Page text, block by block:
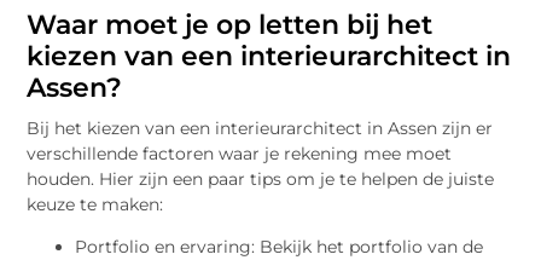
Waar moet je op letten bij het
kiezen van een interieurarchitect in
Assen?
Bij het kiezen van een interieurarchitect in Assen zijn er
verschillende factoren waar je rekening mee moet
houden. Hier zijn een paar tips om je te helpen de juiste
keuze te maken:
Portfolio en ervaring: Bekijk het portfolio van de